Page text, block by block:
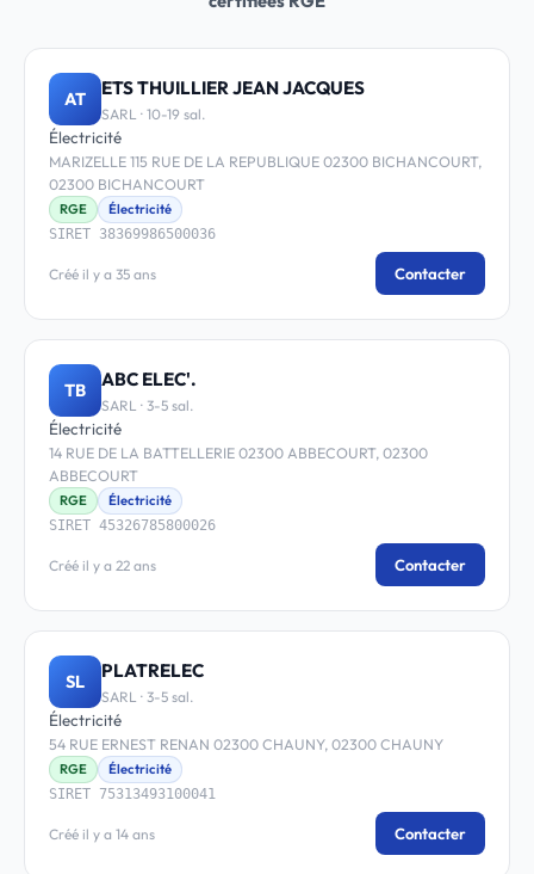
AT ETS THUILLIER JEAN JACQUES
SARL · 10-19 sal.
Électricité
MARIZELLE 115 RUE DE LA REPUBLIQUE 02300 BICHANCOURT,
02300 BICHANCOURT
RGE
Électricité
SIRET 38369986500036
Créé il y a 35 ans Contacter
TB ABC ELEC'.
SARL · 3-5 sal.
Électricité
14 RUE DE LA BATTELLERIE 02300 ABBECOURT, 02300
ABBECOURT
RGE
Électricité
SIRET 45326785800026
Créé il y a 22 ans Contacter
SL PLATRELEC
SARL · 3-5 sal.
Électricité
54 RUE ERNEST RENAN 02300 CHAUNY, 02300 CHAUNY
RGE
Électricité
SIRET 75313493100041
Créé il y a 14 ans Contacter